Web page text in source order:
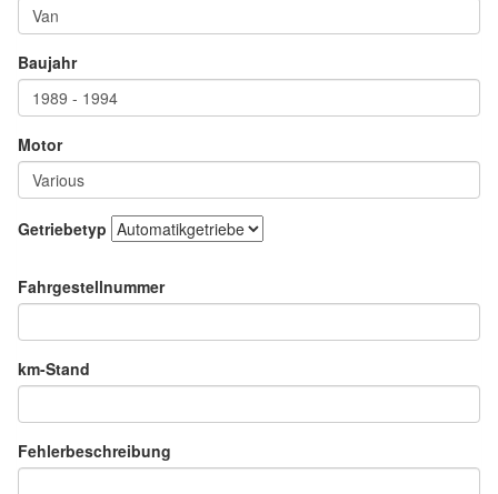
Baujahr
Motor
Getriebetyp
Fahrgestellnummer
km-Stand
Fehlerbeschreibung